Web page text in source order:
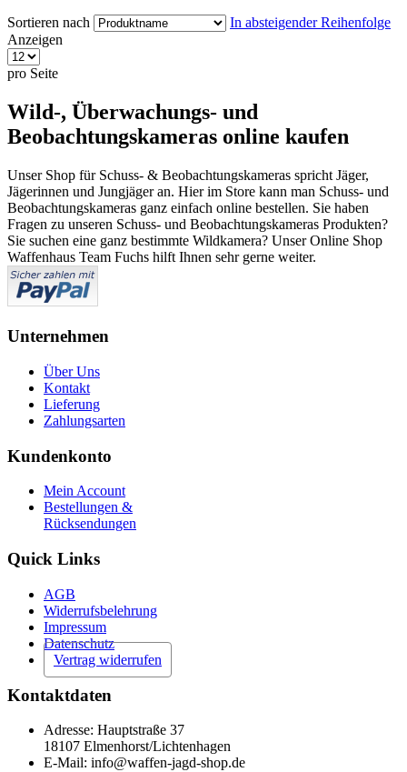
Sortieren nach
In absteigender Reihenfolge
Anzeigen
pro Seite
Wild-, Überwachungs- und
Beobachtungskameras online kaufen
Unser Shop für Schuss- & Beobachtungskameras spricht Jäger,
Jägerinnen und Jungjäger an. Hier im Store kann man Schuss- und
Beobachtungskameras ganz einfach online bestellen. Sie haben
Fragen zu unseren Schuss- und Beobachtungskameras Produkten?
Sie suchen eine ganz bestimmte Wildkamera? Unser Online Shop
Waffenhaus Team Fuchs hilft Ihnen sehr gerne weiter.
Unternehmen
Über Uns
Kontakt
Lieferung
Zahlungsarten
Kundenkonto
Mein Account
Bestellungen &
Rücksendungen
Quick Links
AGB
Widerrufsbelehrung
Impressum
Datenschutz
Vertrag widerrufen
Kontaktdaten
Adresse: Hauptstraße 37
18107 Elmenhorst/Lichtenhagen
E-Mail: info@waffen-jagd-shop.de